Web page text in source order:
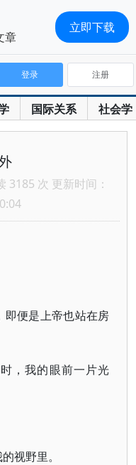
国际关系 社会学
登录 注册
3185 次 更新时间：
即便是上帝也站在房
，我的眼前一片光
视野里。
章
立即下载